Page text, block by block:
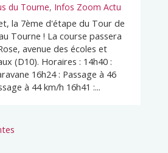
du Tourne, Infos Zoom Actu
la 7ème d'étape du Tour de
Tourne ! La course passera
avenue des écoles et
(D10). Horaires : 14h40 :
16h24 : Passage à 46
à 44 km/h 16h41 :...